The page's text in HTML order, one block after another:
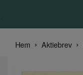
Hem Aktiebrev